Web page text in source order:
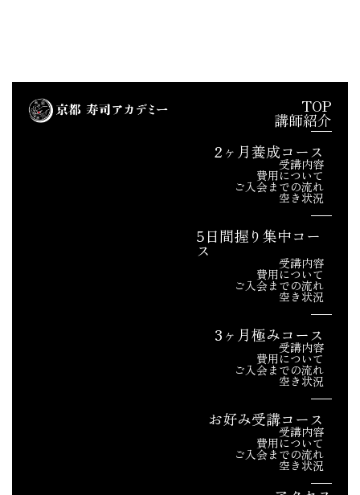
TOP
講師紹介
2ヶ月養成コース
受講内容
費用について
ご入会までの流れ
空き状況
5日間握り集中コー
ス
受講内容
費用について
ご入会までの流れ
空き状況
3ヶ月極みコース
受講内容
費用について
ご入会までの流れ
空き状況
お好み受講コース
受講内容
費用について
ご入会までの流れ
空き状況